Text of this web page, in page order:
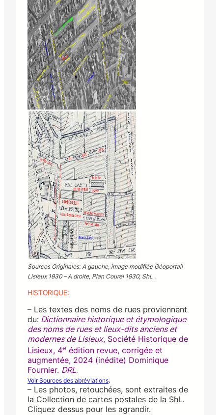
Sources Originales: A gauche, image modifiée Géoportail
Lisieux 1930 – A droite, Plan Courel 1930, ShL .
HISTORIQUE:
– Les textes des noms de rues proviennent
du: Dictionnaire historique et étymologique
des noms de rues et lieux-dits anciens et
modernes de Lisieux, Société Historique de
Lisieux, 4e édition revue, corrigée et
augmentée, 2024 (inédite) Dominique
Fournier. DRL.
Voir Sources des abréviations.
– Les photos, retouchées, sont extraites de
la Collection de cartes postales de la ShL.
Cliquez dessus pour les agrandir.